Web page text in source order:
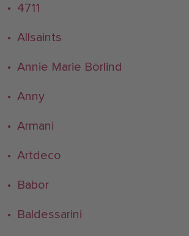
• 4711
• Allsaints
• Annie Marie Börlind
• Anny
• Armani
• Artdeco
• Babor
• Baldessarini